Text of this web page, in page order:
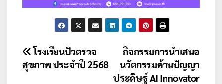
แนะแนว
เรื่อง
กิจกรรมการนำเสนอ
นวัตกรรมด้านปัญญา
ประดิษฐ์ AI Innovator
โรงเรียนปัวตรวจ
สุขภาพ ประจำปี 2568